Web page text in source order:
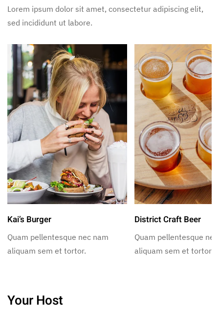
Lorem ipsum dolor sit amet, consectetur adipiscing elit,
sed incididunt ut labore.
Kai’s Burger
Quam pellentesque nec nam
aliquam sem et tortor.
District Craft Beer
Quam pellentesque
aliquam sem et tortor.
Your Host